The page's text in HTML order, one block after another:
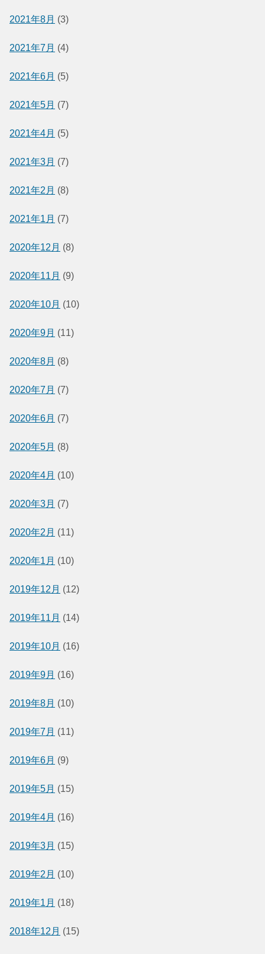
2021年8月 (3)
2021年7月 (4)
2021年6月 (5)
2021年5月 (7)
2021年4月 (5)
2021年3月 (7)
2021年2月 (8)
2021年1月 (7)
2020年12月 (8)
2020年11月 (9)
2020年10月 (10)
2020年9月 (11)
2020年8月 (8)
2020年7月 (7)
2020年6月 (7)
2020年5月 (8)
2020年4月 (10)
2020年3月 (7)
2020年2月 (11)
2020年1月 (10)
2019年12月 (12)
2019年11月 (14)
2019年10月 (16)
2019年9月 (16)
2019年8月 (10)
2019年7月 (11)
2019年6月 (9)
2019年5月 (15)
2019年4月 (16)
2019年3月 (15)
2019年2月 (10)
2019年1月 (18)
2018年12月 (15)